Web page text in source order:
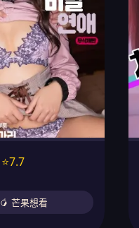
⭐7.7
🥭 芒果想看